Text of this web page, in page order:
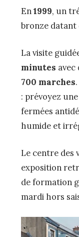
En1999, un
bronze datant
La visite
minutes avec
700 marches
: prévoyez
fermées
humide et
Le centre des
exposition
de formation
mardi hors